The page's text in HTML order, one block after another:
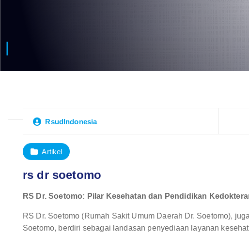
RsudIndonesia
Artikel
rs dr soetomo
RS Dr. Soetomo: Pilar Kesehatan dan Pendidikan
RS Dr. Soetomo (Rumah Sakit Umum Daerah Dr. Soetomo),
Soetomo, berdiri sebagai landasan penyediaan layanan